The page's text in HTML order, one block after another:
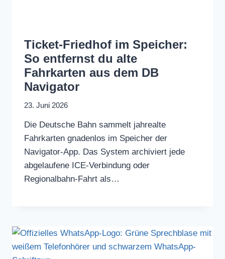
Ticket-Friedhof im Speicher:
So entfernst du alte
Fahrkarten aus dem DB
Navigator
23. Juni 2026
Die Deutsche Bahn sammelt jahrealte
Fahrkarten gnadenlos im Speicher der
Navigator-App. Das System archiviert jede
abgelaufene ICE-Verbindung oder
Regionalbahn-Fahrt als…